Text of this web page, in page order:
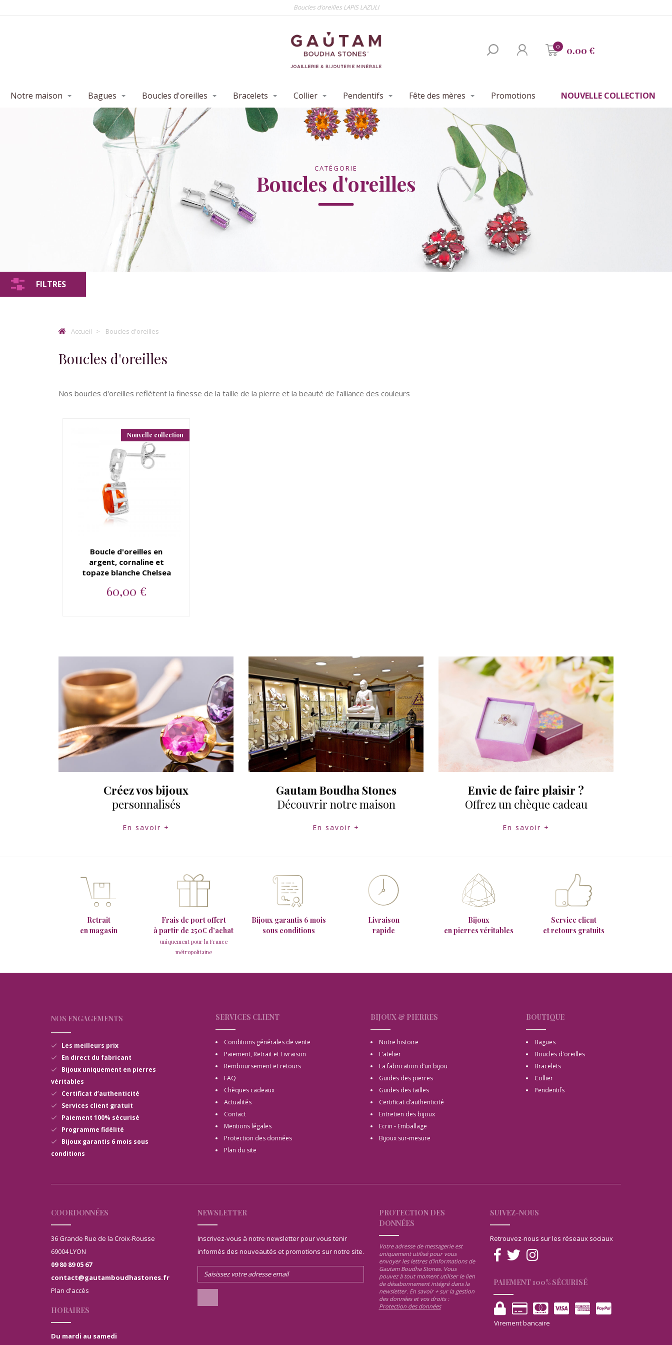
Boucles d'oreilles LAPIS LAZULI
0 0.00 €
Notre maison Bagues Boucles d'oreilles Bracelets Collier Pendentifs Fête des mères Promotions NOUVELLE COLLECTION
CATÉGORIE
Boucles d'oreilles
Accueil Boucles d'oreilles
Boucles d'oreilles
Nos boucles d'oreilles reflètent la finesse de la taille de la pierre et la beauté de l'alliance des couleurs
Nouvelle collection
Boucle d'oreilles en
argent, cornaline et
topaze blanche Chelsea
60,00 €
FILTRES
Créez vos bijoux
personnalisés
En savoir +
Gautam Boudha Stones
Découvrir notre maison
En savoir +
Envie de faire plaisir ?
Offrez un chèque cadeau
En savoir +
Retrait
en magasin
Frais de port offert
à partir de 250€ d’achat
uniquement pour la France
métropolitaine
Bijoux garantis 6 mois
sous conditions
Livraison
rapide
Bijoux
en pierres véritables
Service client
et retours gratuits
NOS ENGAGEMENTS
Les meilleurs prix
En direct du fabricant
Bijoux uniquement en pierres
véritables
Certificat d’authenticité
Services client gratuit
Paiement 100% sécurisé
Programme fidélité
Bijoux garantis 6 mois sous
conditions
SERVICES CLIENT
Conditions générales de vente
Paiement, Retrait et Livraison
Remboursement et retours
FAQ
Chèques cadeaux
Actualités
Contact
Mentions légales
Protection des données
Plan du site
BIJOUX & PIERRES
Notre histoire
L’atelier
La fabrication d’un bijou
Guides des pierres
Guides des tailles
Certificat d’authenticité
Entretien des bijoux
Ecrin - Emballage
Bijoux sur-mesure
BOUTIQUE
Bagues
Boucles d'oreilles
Bracelets
Collier
Pendentifs
COORDONNÉES
36 Grande Rue de la Croix-Rousse
69004 LYON
09 80 89 05 67
contact@gautamboudhastones.fr
Plan d'accès
HORAIRES
Du mardi au samedi
NEWSLETTER
Inscrivez-vous à notre newsletter pour vous tenir
informés des nouveautés et promotions sur notre site.
PROTECTION DES
DONNÉES
Votre adresse de messagerie est
uniquement utilisé pour vous
envoyer les lettres d'informations de
Gautam Boudha Stones. Vous
pouvez à tout moment utiliser le lien
de désabonnement intégré dans la
newsletter. En savoir + sur la gestion
des données et vos droits :
Protection des données
SUIVEZ-NOUS
Retrouvez-nous sur les réseaux sociaux
PAIEMENT 100% SÉCURISÉ
Virement bancaire